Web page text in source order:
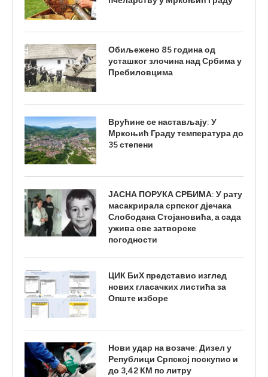
Обиљежено 85 година од
усташког злочина над Србима у
Пребиловцима
Врућине се настављају: У
Мркоњић Граду температура до
35 степени
ЈАСНА ПОРУКА СРБИМА: У рату
масакрирала српског дјечака
Слободана Стојановића, а сада
ужива све затворске
погодности
ЦИК БиХ представио изглед
нових гласачких листића за
Опште изборе
Нови удар на возаче: Дизел у
Републици Српској поскупио и
до 3,42 КМ по литру